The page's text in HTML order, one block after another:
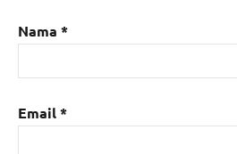
Nama *
Email*